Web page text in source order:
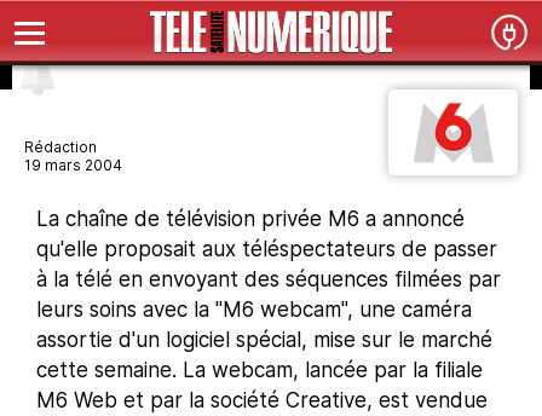
Rédaction
19 mars 2004
La chaîne de télévision privée M6 a annoncé
qu'elle proposait aux téléspectateurs de passer
à la télé en envoyant des séquences filmées par
leurs soins avec la "M6 webcam", une caméra
assortie d'un logiciel spécial, mise sur le marché
cette semaine. La webcam, lancée par la filiale
M6 Web et par la société Creative, est vendue